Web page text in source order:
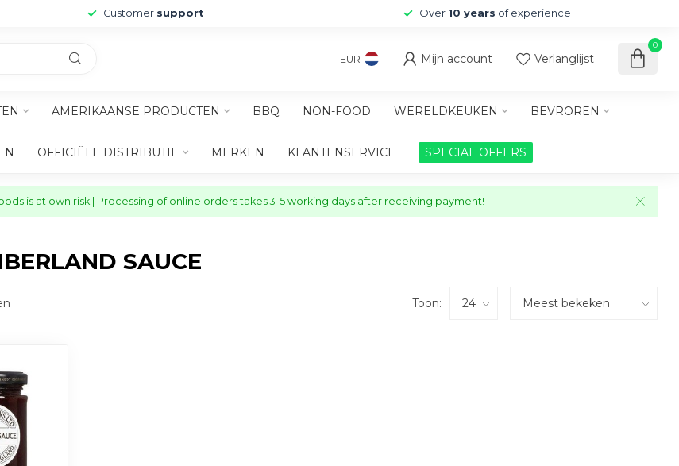
Customer support Over 10 years of experience
EUR Mijn account Verlanglijst
0
AMERIKAANSE PRODUCTEN BBQ NON-FOOD WERELDKEUKEN BEVROREN
OFFICIËLE DISTRIBUTIE MERKEN KLANTENSERVICE SPECIAL OFFERS
is at own risk | Processing of online orders takes 3-5 working days after receiving payment!
SAUCE
Toon: